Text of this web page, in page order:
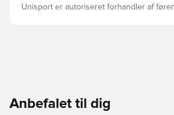
Unisport er autoriseret forhandler af
Anbefalet til dig